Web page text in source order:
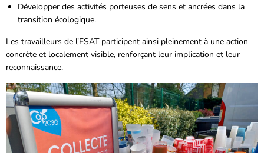
Développer des activités porteuses de sens et ancrées dans la
transition écologique.
Les travailleurs de l’ESAT participent ainsi pleinement à une action
concrète et localement visible, renforçant leur implication et leur
reconnaissance.